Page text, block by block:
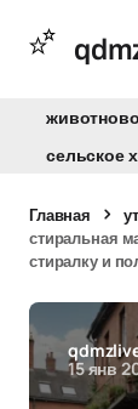
сельское
Главная
стиральная
стиралку и
15 янв